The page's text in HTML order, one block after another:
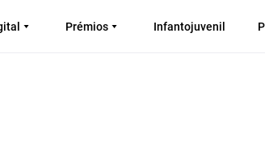
Prémios Infantojuvenil